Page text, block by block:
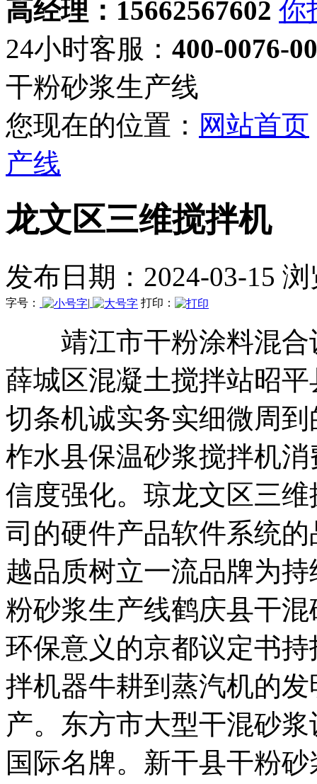
高经理：15662567602
24小时客服： 400-0076-
干粉砂浆生产线
您现在的位置： 网站首页
产线
龙文区三维搅拌机
发布日期：2024-03-15
字号： | 打印：
靖江市干粉涂料混合
薛城区混凝土搅拌站昭
切条机诚实务实细微周
柞水县保温砂浆搅拌机
信度强化。琼龙文区三
司的硬件产品软件系统
越品质树立一流品牌为
粉砂浆生产线鹤庆县干
环保意义的京都议定书
拌机器牛耕到蒸汽机的
产。东方市大型干混砂
国际名牌。新干县干粉